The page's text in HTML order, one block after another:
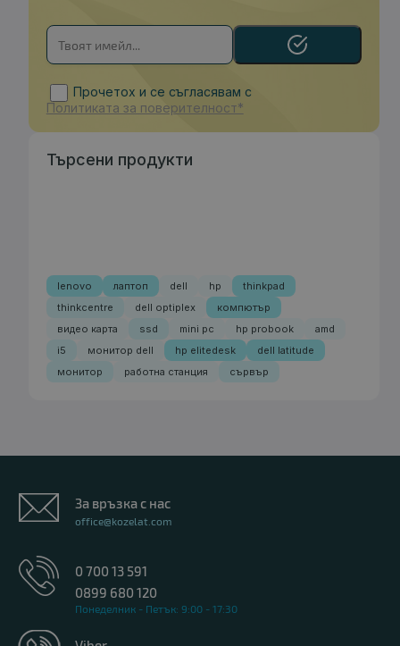
Прочетох и се съгласявам с
Политиката за поверителност*
Търсени продукти
lenovo лаптоп dell hp
thinkpad
thinkcentre
dell optiplex
компютър
видео карта
ssd mini pc hp probook
amd
i5
монитор dell hp elitedesk
dell latitude
монитор
работна станция сървър
За връзка с нас
office@kozelat.com
0 700 13 591
0899 680 120
Понеделник - Петък: 9:00 - 17:30